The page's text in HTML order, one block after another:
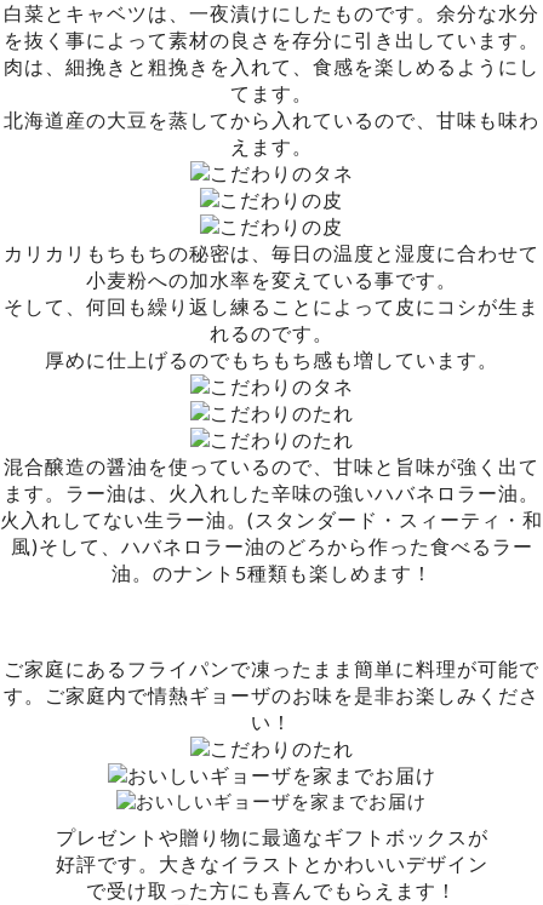
白菜とキャベツは、一夜漬けにしたものです。余分な水分
を抜く事によって素材の良さを存分に引き出しています。
肉は、細挽きと粗挽きを入れて、食感を楽しめるようにし
てます。
北海道産の大豆を蒸してから入れているので、甘味も味わ
えます。
カリカリもちもちの秘密は、毎日の温度と湿度に合わせて
小麦粉への加水率を変えている事です。
そして、何回も繰り返し練ることによって皮にコシが生ま
れるのです。
厚めに仕上げるのでもちもち感も増しています。
混合醸造の醤油を使っているので、甘味と旨味が強く出て
ます。ラー油は、火入れした辛味の強いハバネロラー油。
火入れしてない生ラー油。(スタンダード・スィーティ・和
風)そして、ハバネロラー油のどろから作った食べるラー
油。のナント5種類も楽しめます！
ご家庭にあるフライパンで凍ったまま簡単に料理が可能で
す。ご家庭内で情熱ギョーザのお味を是非お楽しみくださ
い！
プレゼントや贈り物に最適なギフトボックスが
好評です。大きなイラストとかわいいデザイン
で受け取った方にも喜んでもらえます！